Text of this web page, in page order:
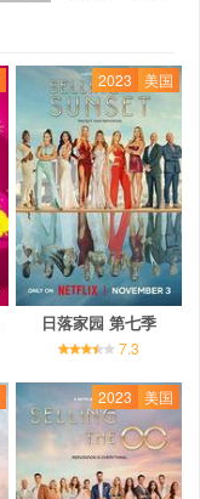
2023 美国
日落家园 第七季
7.3
2023 美国